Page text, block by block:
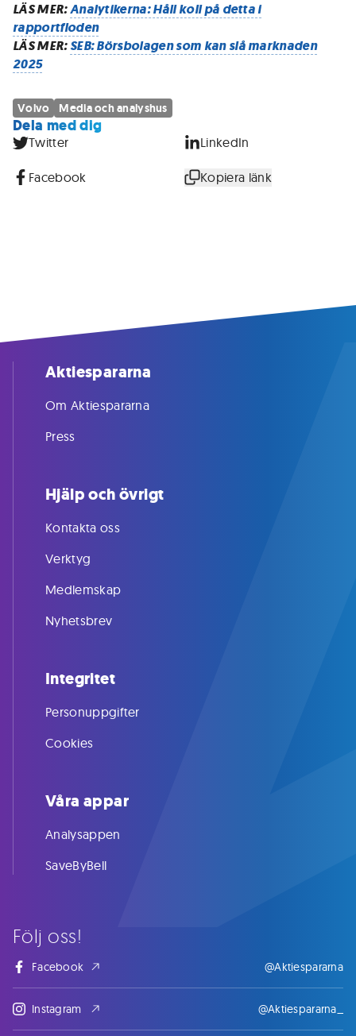
LÄS MER:Analytikerna: Håll koll på detta i
rapportfloden
LÄS MER:SEB: Börsbolagen som kan slå marknaden
2025
Volvo Media och analyshus
Dela med dig
Twitter LinkedIn
Facebook Kopiera länk
Följ oss!
Facebook @Aktiespararna
Instagram @Aktiespararna_
Aktiespararna
Om Aktiespararna
Press
Hjälp och övrigt
Kontakta oss
Verktyg
Medlemskap
Nyhetsbrev
Integritet
Personuppgifter
Cookies
Våra appar
Analysappen
SaveByBell